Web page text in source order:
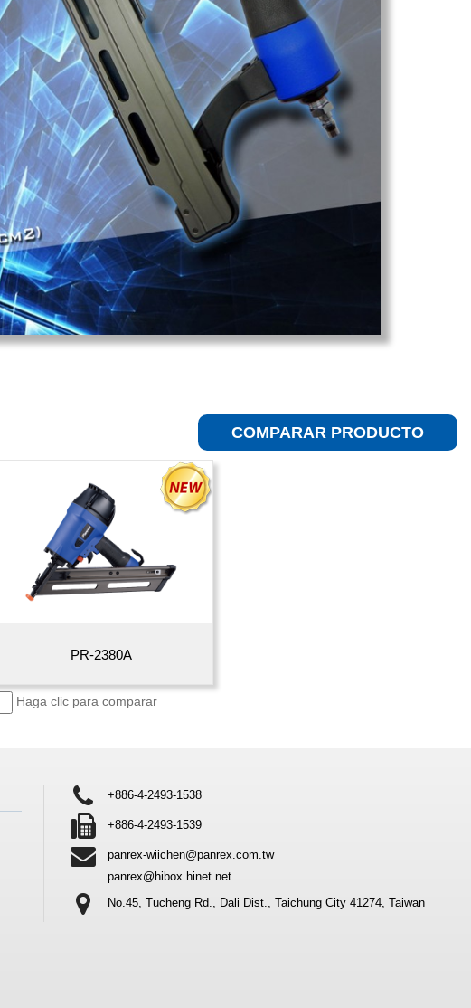
COMPARAR PRODUCTO
Haga clic para comparar
PR-2380A
+886-4-2493-1538
+886-4-2493-1539
panrex-wiichen@panrex.com.tw
panrex@hibox.hinet.net
No.45, Tucheng Rd., Dali Dist., Taichung City 41274, Taiwan